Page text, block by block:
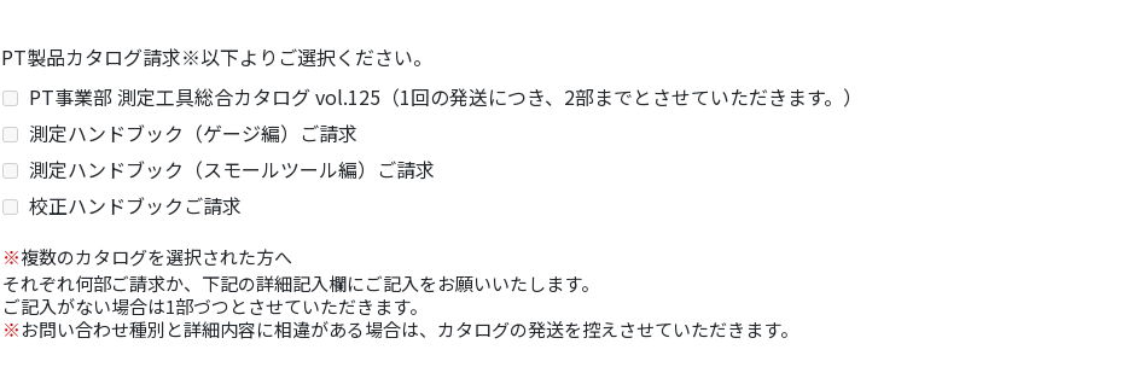
PT製品カタログ請求※以下よりご選択ください。
PT事業部 測定工具総合カタログ vol.125 （1回の発送につき、2部までとさせていただきます。）
測定ハンドブック（ゲージ編）ご請求
測定ハンドブック（スモールツール編）ご請求
校正ハンドブックご請求
※複数のカタログを選択された方へ
それぞれ何部ご請求か、下記の詳細記入欄にご記入をお願いいたします。
ご記入がない場合は1部づつとさせていただきます。
※お問い合わせ種別と詳細内容に相違がある場合は、カタログの発送を控えさせていただきます。